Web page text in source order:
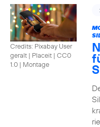
Credits: Pixabay User
geralt | Placeit | CC0
1.0 | Montage